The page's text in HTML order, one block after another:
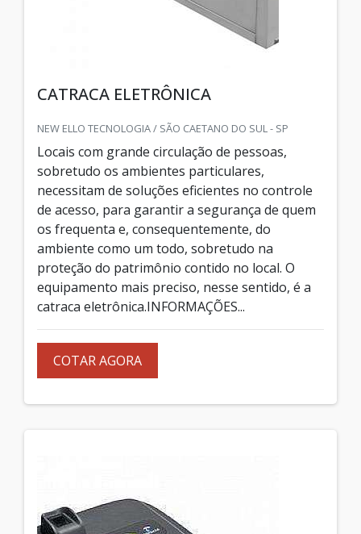
CATRACA ELETRÔNICA
NEW ELLO TECNOLOGIA / SÃO CAETANO DO SUL - SP
Locais com grande circulação de pessoas,
sobretudo os ambientes particulares,
necessitam de soluções eficientes no controle
de acesso, para garantir a segurança de quem
os frequenta e, consequentemente, do
ambiente como um todo, sobretudo na
proteção do patrimônio contido no local. O
equipamento mais preciso, nesse sentido, é a
catraca eletrônica.INFORMAÇÕES...
COTAR AGORA